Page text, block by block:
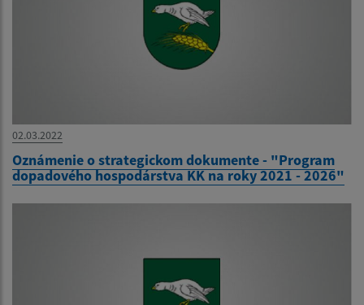
02.03.2022
Oznámenie o strategickom dokumente - "Program
dopadového hospodárstva KK na roky 2021 - 2026"